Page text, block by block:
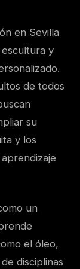
en Sevilla
y
de todos
su
y los
un
el óleo,
disciplinas